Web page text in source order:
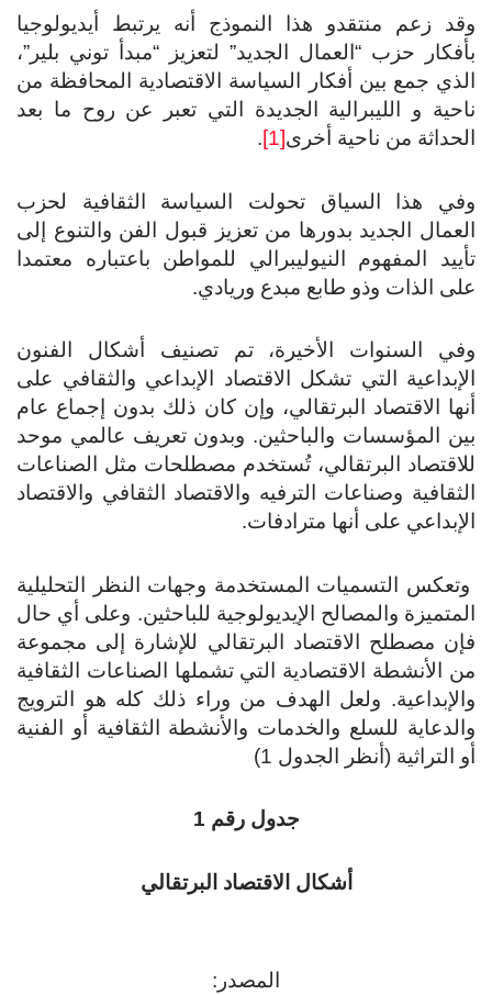
وقد زعم منتقدو هذا النموذج أنه يرتبط أيديولوجيا
بأفكار حزب “العمال الجديد” لتعزيز “مبدأ توني بلير”،
الذي جمع بين أفكار السياسة الاقتصادية المحافظة من
ناحية و الليبرالية الجديدة التي تعبر عن روح ما بعد
الحداثة من ناحية أخرى[1]
.
وفي هذا السياق تحولت السياسة الثقافية لحزب
العمال الجديد بدورها من تعزيز قبول الفن والتنوع إلى
تأييد المفهوم النيوليبرالي للمواطن باعتباره معتمدا
على الذات وذو طابع مبدع وريادي.
وفي السنوات الأخيرة، تم تصنيف أشكال الفنون
الإبداعية التي تشكل الاقتصاد الإبداعي والثقافي على
أنها الاقتصاد البرتقالي، وإن كان ذلك بدون إجماع عام
بين المؤسسات والباحثين. وبدون تعريف عالمي موحد
للاقتصاد البرتقالي، تُستخدم مصطلحات مثل الصناعات
الثقافية وصناعات الترفيه والاقتصاد الثقافي والاقتصاد
الإبداعي على أنها مترادفات.
وتعكس التسميات المستخدمة وجهات النظر التحليلية
المتميزة والمصالح الإيديولوجية للباحثين. وعلى أي حال
فإن مصطلح الاقتصاد البرتقالي للإشارة إلى مجموعة
من الأنشطة الاقتصادية التي تشملها الصناعات الثقافية
والإبداعية. ولعل الهدف من وراء ذلك كله هو الترويج
والدعاية للسلع والخدمات والأنشطة الثقافية أو الفنية
أو التراثية (أنظر الجدول 1)
جدول رقم 1
أشكال الاقتصاد البرتقالي
المصدر: